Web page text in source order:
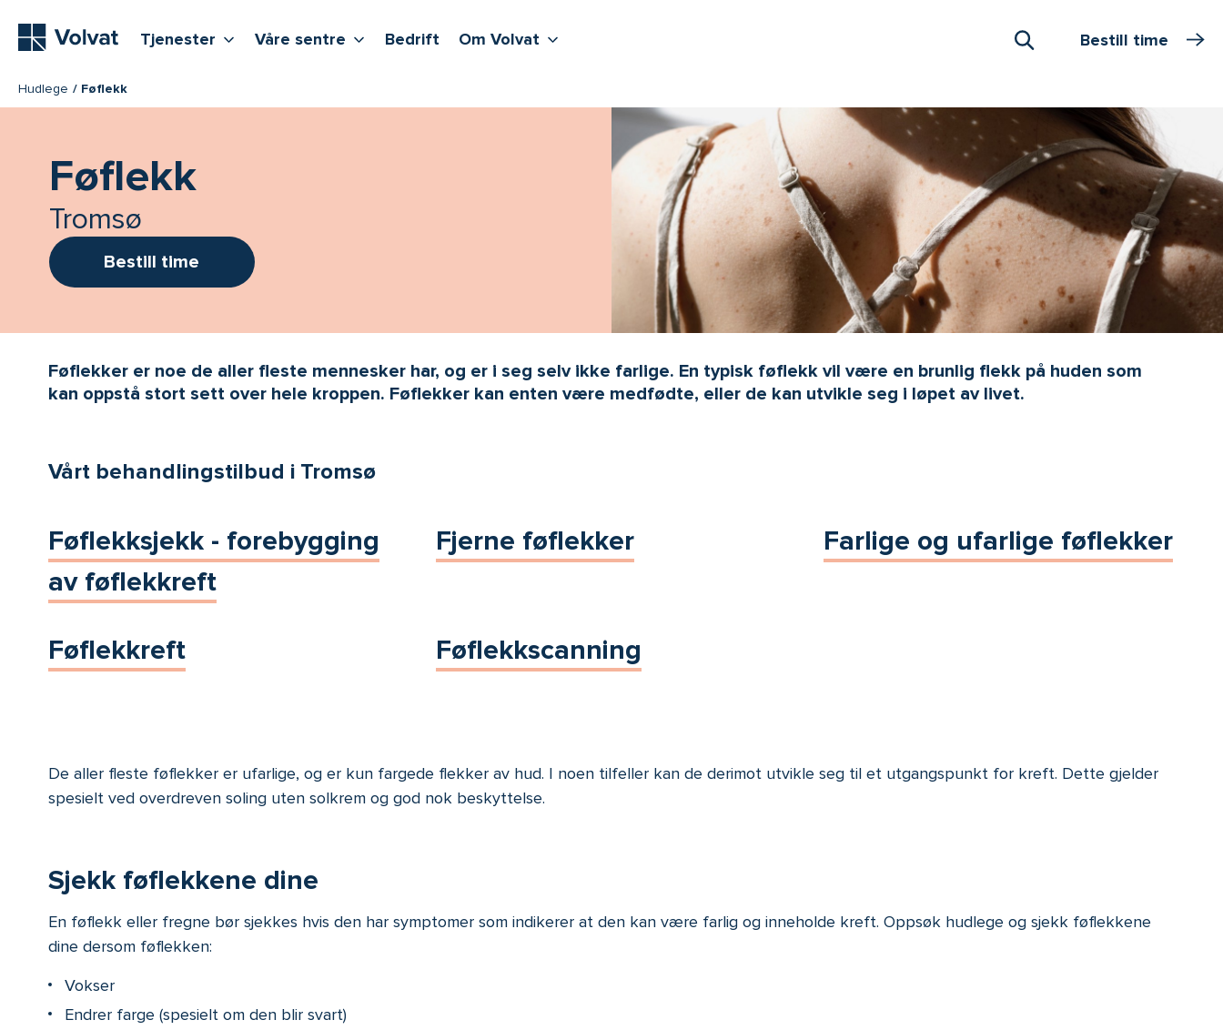
Tjenester Vis flere undernivåerTjenester
Våre sentre Vis flere undernivåerVåre sentre
Bedrift Om Volvat Bestill time
Hudlege Føflekk
Føflekk
Tromsø
Bestill time
Føflekker er noe de aller fleste mennesker har, og er i seg selv ikke farlige. En typisk føflekk vil være en brunlig flekk på huden som
kan oppstå stort sett over hele kroppen. Føflekker kan enten være medfødte, eller de kan utvikle seg i løpet av livet.
Vårt behandlingstilbud i Tromsø
Føflekksjekk - forebygging
av føflekkreft
Fjerne føflekker Farlige og ufarlige føflekker
Føflekkreft Føflekkscanning
De aller fleste føflekker er ufarlige, og er kun fargede flekker av hud. I noen tilfeller kan de derimot utvikle seg til et utgangspunkt for kreft. Dette gjelder
spesielt ved overdreven soling uten solkrem og god nok beskyttelse.
Sjekk føflekkene dine
En føflekk eller fregne bør sjekkes hvis den har symptomer som indikerer at den kan være farlig og inneholde kreft. Oppsøk hudlege og sjekk føflekkene
dine dersom føflekken:
Vokser
Endrer farge (spesielt om den blir svart)